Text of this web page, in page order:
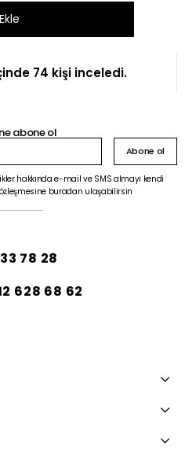
74 kişi inceledi.
abone ol
Abone ol
hakkında e-mail ve SMS almayı kendi
buradan ulaşabilirsin
78 28
628 68 62